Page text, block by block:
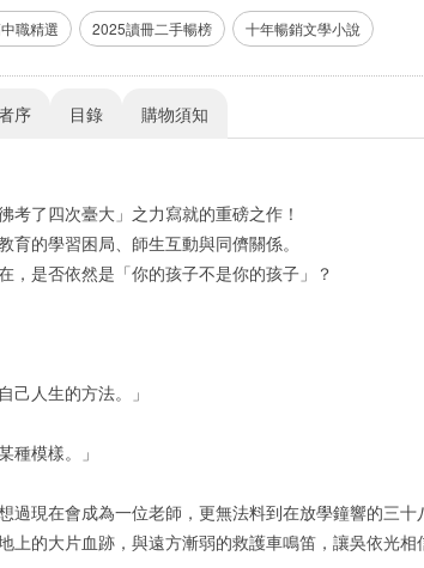
職精選 2025讀冊二手暢榜 十年暢銷文學小說
序 目錄 購物須知
了四次臺大」之力寫就的重磅之作！
的學習困局、師生互動與同儕關係。
是否依然是「你的孩子不是你的孩子」？
己人生的方法。」
種模樣。」
過現在會成為一位老師，更無法料到在放學鐘響的三
的大片血跡，與遠方漸弱的救護車鳴笛，讓吳依光